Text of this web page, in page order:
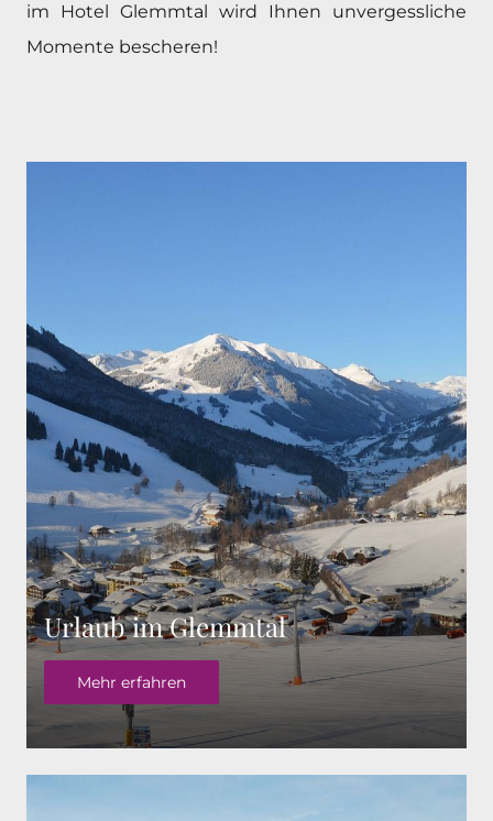
im Hotel Glemmtal wird Ihnen unvergessliche
Momente bescheren!
Urlaub im Glemmtal
Mehr erfahren